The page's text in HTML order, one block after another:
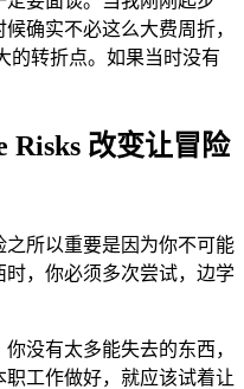
确实不必这么大费周折，
的转折点。如果当时没有
Risks 改变让冒险
所以重要是因为你不可能
，你必须多次尝试，边学
没有太多能失去的东西，
工作做好，就应该试着让